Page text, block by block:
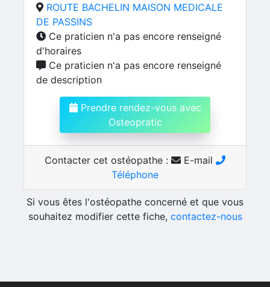
ROUTE BACHELIN MAISON MEDICALE
DE PASSINS
Ce praticien n'a pas encore renseigné
d'horaires
Ce praticien n'a pas encore renseigné
de description
Prendre rendez-vous avec
Osteopratic
Contacter cet ostéopathe :
E-mail
Téléphone
Si vous êtes l'ostéopathe concerné et que vous
souhaitez modifier cette fiche, contactez-nous